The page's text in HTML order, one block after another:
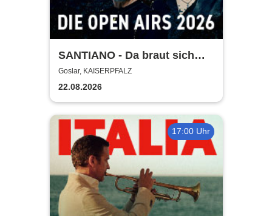
SANTIANO - Da braut sich
was zusammen - Open Air
2026
Goslar, KAISERPFALZ
22.08.2026
17:00 Uhr